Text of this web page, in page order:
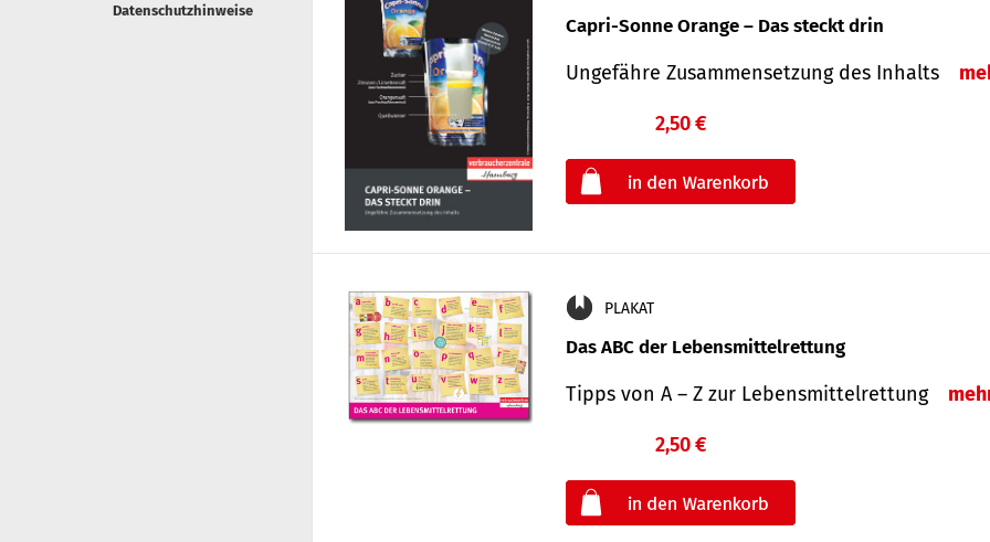
Datenschutzhinweise
Capri-Sonne Orange – Das steckt drin
Ungefähre Zu­sammen­setzung des Inhalts
2,50 €
PLAKAT
Das ABC der Lebensmittelrettung
Tipps von A – Z zur Lebensmittelrettung
2,50 €